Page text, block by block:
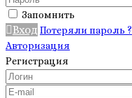
Запомнить
Вход Потеряли пароль ?
Авторизация
Регистрация